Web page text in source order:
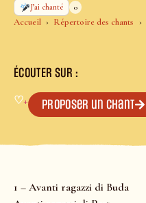
Accueil Répertoire des chants
J’ai chanté
0
ÉCOUTER SUR :
♡+ Proposer un chant
1 – Avanti ragazzi di Buda